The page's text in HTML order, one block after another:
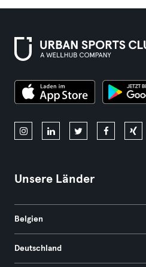
Unsere Länder
Belgien
Deutschland